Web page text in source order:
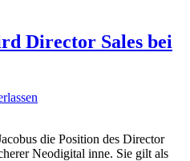
Director Sales bei
die Position des Director
Neodigital inne. Sie gilt als